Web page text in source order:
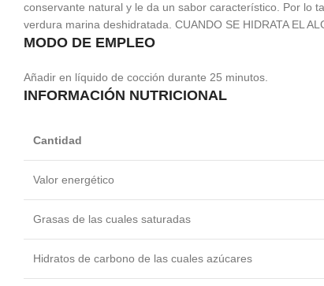
conservante natural y le da un sabor característico. Por lo
verdura marina deshidratada. CUANDO SE HIDRATA EL
MODO DE EMPLEO
Añadir en líquido de cocción durante 25 minutos.
INFORMACIÓN NUTRICIONAL
Cantidad
Valor energético
Grasas de las cuales saturadas
Hidratos de carbono de las cuales azúcares